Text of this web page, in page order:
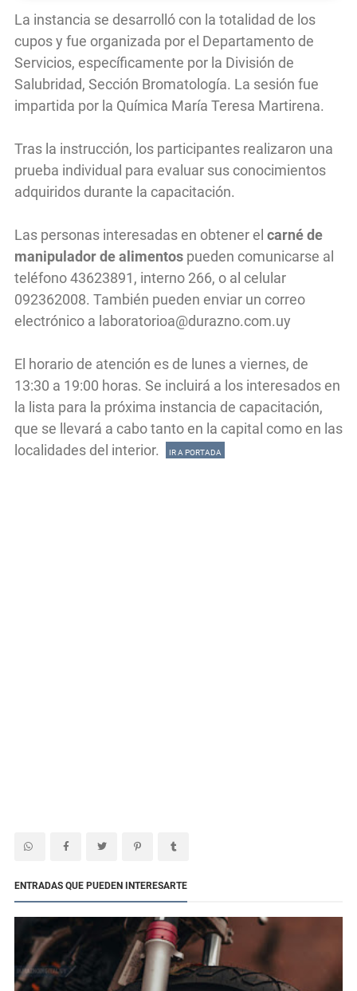
La instancia se desarrolló con la totalidad de los
cupos y fue organizada por el Departamento de
Servicios, específicamente por la División de
Salubridad, Sección Bromatología. La sesión fue
impartida por la Química María Teresa Martirena.
Tras la instrucción, los participantes realizaron una
prueba individual para evaluar sus conocimientos
adquiridos durante la capacitación.
Las personas interesadas en obtener el carné de
manipulador de alimentos pueden comunicarse al
teléfono 43623891, interno 266, o al celular
092362008. También pueden enviar un correo
electrónico a laboratorioa@durazno.com.uy
El horario de atención es de lunes a viernes, de
13:30 a 19:00 horas. Se incluirá a los interesados en
la lista para la próxima instancia de capacitación,
que se llevará a cabo tanto en la capital como en las
localidades del interior.
IR A PORTADA
ENTRADAS QUE PUEDEN INTERESARTE